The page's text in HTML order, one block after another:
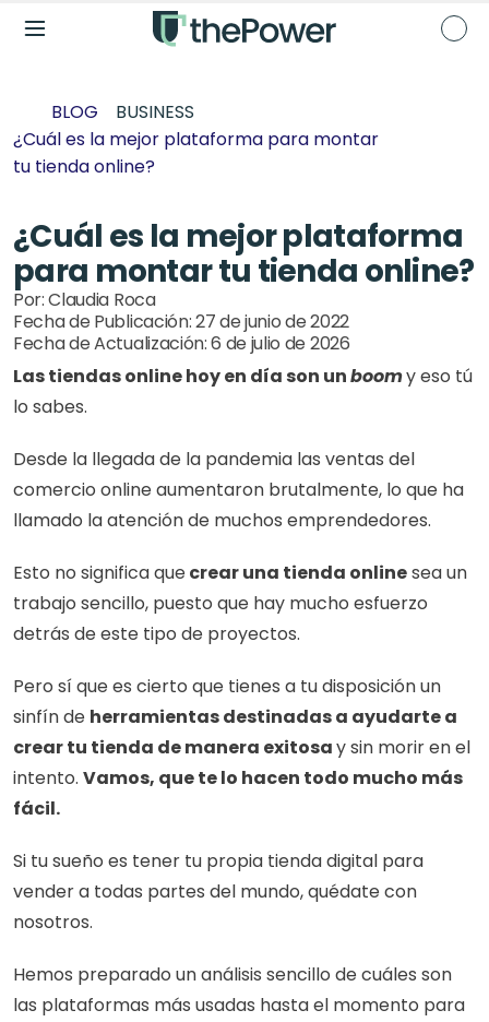
BLOG
BUSINESS
¿Cuál es la mejor plataforma para montar
tu tienda online?
¿Cuál es la mejor plataforma
para montar tu tienda online?
Por: Claudia Roca
Fecha de Publicación: 27 de junio de 2022
Fecha de Actualización: 6 de julio de 2026
Las tiendas online hoy en día son un boomy eso tú
lo sabes.
Desde la llegada de la pandemia las ventas del
comercio online aumentaron brutalmente, lo que ha
llamado la atención de muchos emprendedores.
Esto no significa que crear una tienda online sea un
trabajo sencillo, puesto que hay mucho esfuerzo
detrás de este tipo de proyectos.
Pero sí que es cierto que tienes a tu disposición un
sinfín de herramientas destinadas a ayudarte a
crear tu tienda de manera exitosa y sin morir en el
intento. Vamos, que te lo hacen todo mucho más
fácil.
Si tu sueño es tener tu propia tienda digital para
vender a todas partes del mundo, quédate con
nosotros.
Hemos preparado un análisis sencillo de cuáles son
las plataformas más usadas hasta el momento para